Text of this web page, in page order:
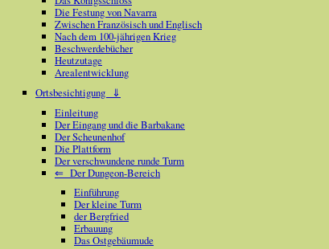
Die Festung von Navarra
Zwischen Französisch und Englisch
Nach dem 100-jährigen Krieg
Beschwerdebücher
Heutzutage
Arealentwicklung
Ortsbesichtigung ⇓
Einleitung
Der Eingang und die Barbakane
Der Scheunenhof
Die Plattform
Der verschwundene runde Turm
⇐ Der Dungeon-Bereich
Einführung
Der kleine Turm
der Bergfried
Erbauung
Das Ostgebäumude